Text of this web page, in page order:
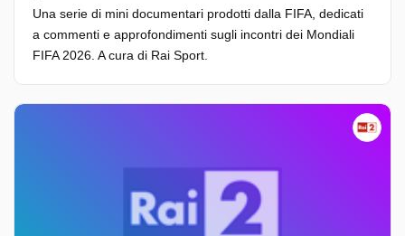
Una serie di mini documentari prodotti dalla FIFA, dedicati
a commenti e approfondimenti sugli incontri dei Mondiali
FIFA 2026. A cura di Rai Sport.